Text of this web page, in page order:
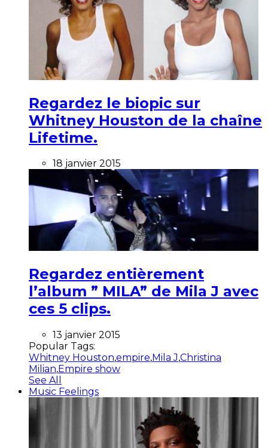
Regardez le biopic sur
Whitney Houston de la chaîne
Lifetime.
18 janvier 2015
Regardez entièrement
l’album ” MILA” de Mila J avec
ces 5 clips.
13 janvier 2015
Popular Tags:
Whitney Houston,empire,Mila J,Christina
Milian,Empire show
See All
Music Feelings